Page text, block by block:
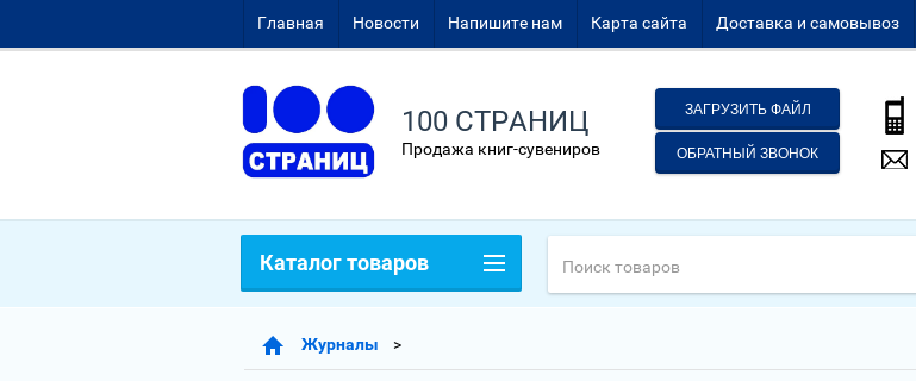
Главная Новости Напишите нам Карта сайта Доставка и самовывоз
100 СТРАНИЦ
Продажа книг-сувениров
ЗАГРУЗИТЬ ФАЙЛ
ОБРАТНЫЙ ЗВОНОК
Журналы
Каталог товаров